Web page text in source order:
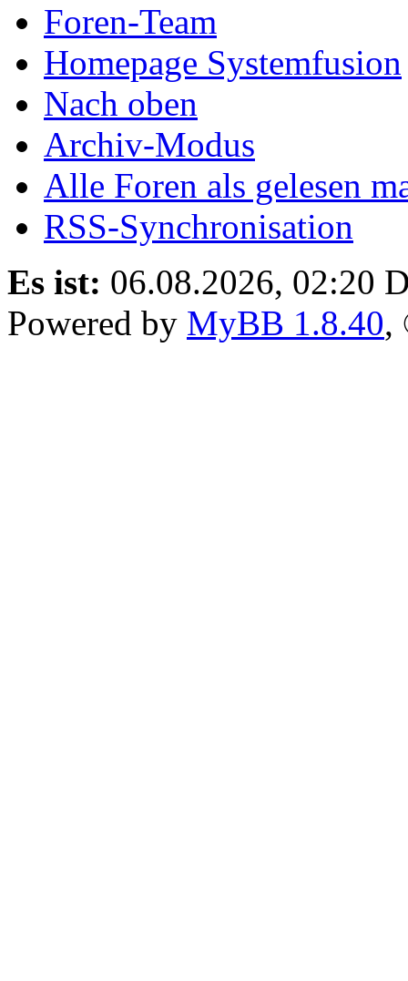
Foren-Team
Homepage Systemfusion
Nach oben
Archiv-Modus
Alle Foren als gelesen
RSS-Synchronisation
Es ist: 06.08.2026, 02:20
Powered by MyBB 1.8.40,